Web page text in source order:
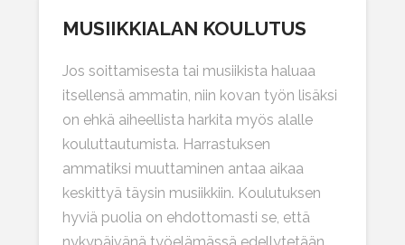
MUSIIKKIALAN KOULUTUS
Jos soittamisesta tai musiikista haluaa
itsellensä ammatin, niin kovan työn lisäksi
on ehkä aiheellista harkita myös alalle
kouluttautumista. Harrastuksen
ammatiksi muuttaminen antaa aikaa
keskittyä täysin musiikkiin. Koulutuksen
hyviä puolia on ehdottomasti se, että